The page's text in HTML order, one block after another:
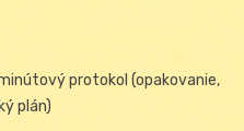
protokol (opakovanie,
plán)